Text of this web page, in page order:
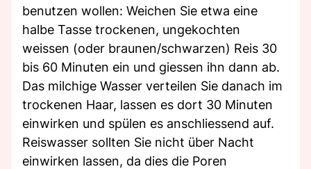
benutzen wollen: Weichen Sie etwa eine
halbe Tasse trockenen, ungekochten
weissen (oder braunen/schwarzen) Reis 30
bis 60 Minuten ein und giessen ihn dann ab.
Das milchige Wasser verteilen Sie danach im
trockenen Haar, lassen es dort 30 Minuten
einwirken und spülen es anschliessend auf.
Reiswasser sollten Sie nicht über Nacht
einwirken lassen, da dies die Poren